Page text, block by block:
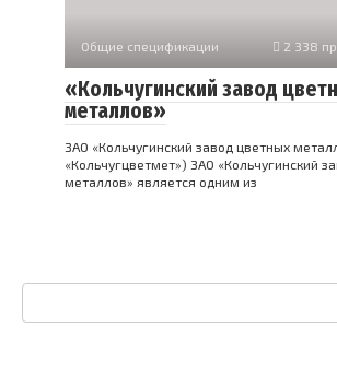
Общие спецификации 2 338
«Кольчугинский завод
металлов»
ЗАО «Кольчугинский завод цветных
«Кольчугцветмет») ЗАО «Кольчугинский
металлов» является одним из
Поиск: